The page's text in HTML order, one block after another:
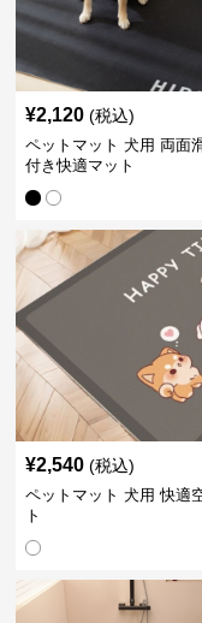
¥2,120 (税込)
ペットマット 犬用 両面
付き快適マット
¥2,540 (税込)
ペットマット 犬用 快適
ト